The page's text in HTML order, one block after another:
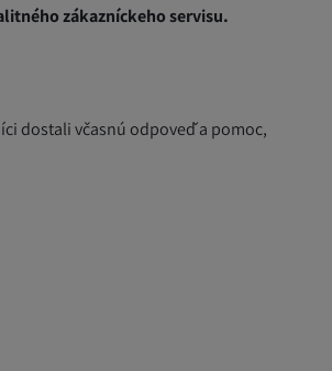
zákazníckeho servisu.
dostali včasnú odpoveď a pomoc,